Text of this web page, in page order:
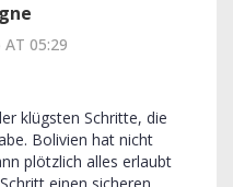
05:29
klügsten Schritte, die
Bolivien hat nicht
plötzlich alles erlaubt